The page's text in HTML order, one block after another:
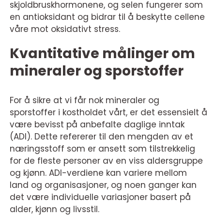
skjoldbruskhormonene, og selen fungerer som
en antioksidant og bidrar til å beskytte cellene
våre mot oksidativt stress.
Kvantitative målinger om
mineraler og sporstoffer
For å sikre at vi får nok mineraler og
sporstoffer i kostholdet vårt, er det essensielt å
være bevisst på anbefalte daglige inntak
(ADI). Dette refererer til den mengden av et
næringsstoff som er ansett som tilstrekkelig
for de fleste personer av en viss aldersgruppe
og kjønn. ADI-verdiene kan variere mellom
land og organisasjoner, og noen ganger kan
det være individuelle variasjoner basert på
alder, kjønn og livsstil.